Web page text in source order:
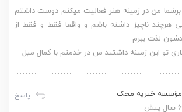
برشما من در زمینه هنر فعالیت میکنم دوست داشتم
هرچند ناچیز داشته باشم و واقعا فقط و فقط از
لذت ببرم
تو این زمینه داشتید من در خدمتم با کمال میل
پاسخ
مؤسسه خیریه محک
6 سال پیش